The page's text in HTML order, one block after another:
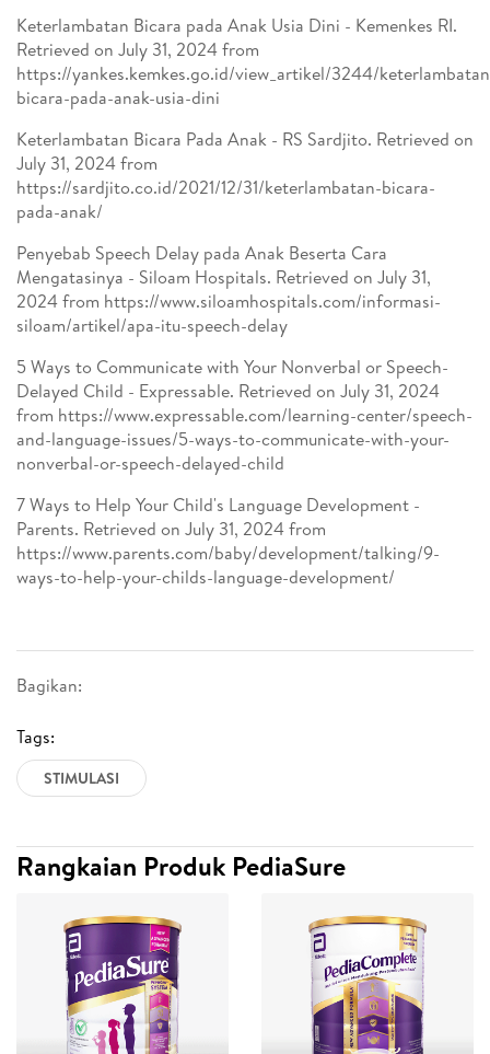
Bagikan:
Tags:
STIMULASI
Keterlambatan Bicara pada Anak Usia Dini - Kemenkes RI.
Retrieved on July 31, 2024 from
https://yankes.kemkes.go.id/view_artikel/3244/
bicara-pada-anak-usia-dini
Keterlambatan Bicara Pada Anak - RS Sardjito. Retrieved on
July 31, 2024 from
https://sardjito.co.id/2021/12/31/keterlambatan-bicara-
pada-anak/
Penyebab Speech Delay pada Anak Beserta Cara
Mengatasinya - Siloam Hospitals. Retrieved on July 31,
2024 from https://www.siloamhospitals.com/informasi-
siloam/artikel/apa-itu-speech-delay
5 Ways to Communicate with Your Nonverbal or Speech-
Delayed Child - Expressable. Retrieved on July 31, 2024
from https://www.expressable.com/learning-center/speech-
and-language-issues/5-ways-to-communicate-with-your-
nonverbal-or-speech-delayed-child
7 Ways to Help Your Child's Language Development -
Parents. Retrieved on July 31, 2024 from
https://www.parents.com/baby/development/talking/9-
ways-to-help-your-childs-language-development/
Rangkaian Produk PediaSure